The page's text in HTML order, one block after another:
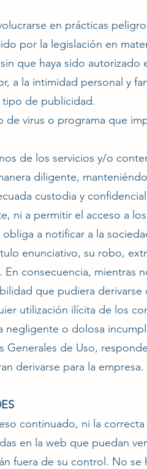
en prácticas
por la legislación en
que haya sido autorizado
a la intimidad personal y
tipo de publicidad.
de virus o programa que
de los servicios y/o
diligente,
custodia y
ni a permitir el acceso a
obliga a notificar a la
enunciativo, su robo,
En consecuencia, mientras
que pudiera
utilización ilícita de los
negligente o dolosa
Generales de Uso,
derivarse para la empresa.
continuado, ni la
en la web que puedan
fuera de su control. No